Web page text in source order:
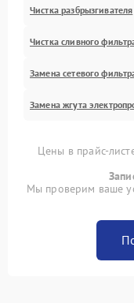
Чистка разбрызгивателя
Чистка сливного
Замена сетевого
Замена жгута
Цены в прайс-
Мы проверим ваше